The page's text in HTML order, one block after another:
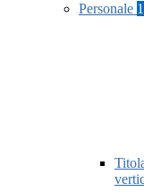
Personale